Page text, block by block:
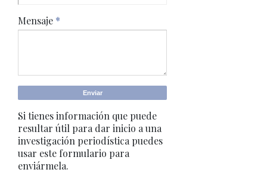
Mensaje *
Si tienes información que puede
resultar útil para dar inicio a una
investigación periodística puedes
usar este formulario para
enviármela.